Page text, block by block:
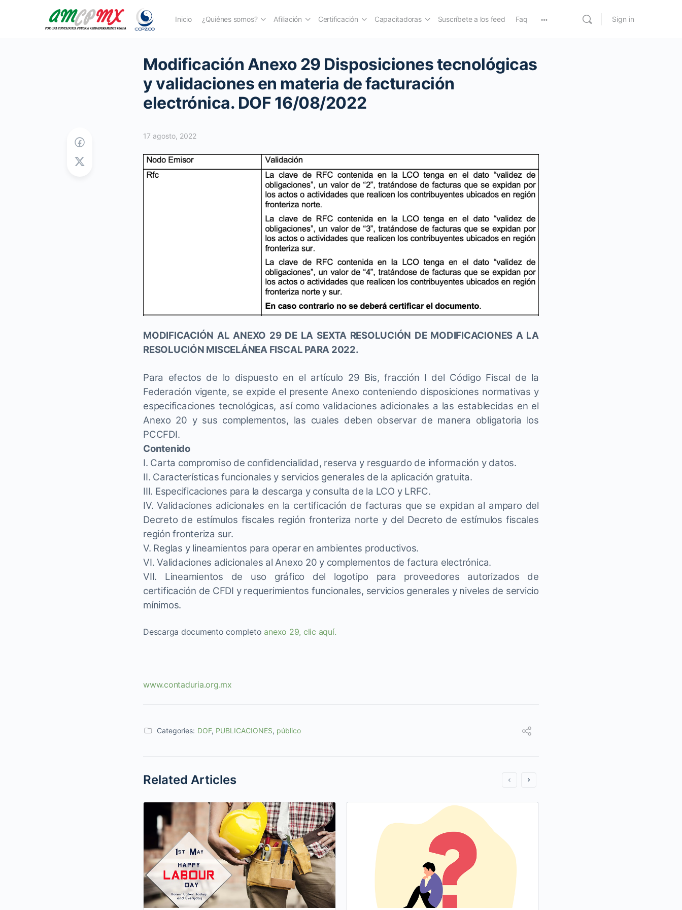
Inicio ¿Quiénes somos? Afiliación Certificación Capacitadoras Suscríbete a los feed Faq Sign in
Modificación Anexo 29 Disposiciones tecnológicas
y validaciones en materia de facturación
electrónica. DOF 16/08/2022
17 agosto, 2022
MODIFICACIÓN AL ANEXO 29 DE LA SEXTA RESOLUCIÓN DE MODIFICACIONES A LA
RESOLUCIÓN MISCELÁNEA FISCAL PARA 2022.
Para efectos de lo dispuesto en el artículo 29 Bis, fracción I del Código Fiscal de la
Federación vigente, se expide el presente Anexo conteniendo disposiciones normativas y
especificaciones tecnológicas, así como validaciones adicionales a las establecidas en el
Anexo 20 y sus complementos, las cuales deben observar de manera obligatoria los
PCCFDI.
Contenido
I. Carta compromiso de confidencialidad, reserva y resguardo de información y datos.
II. Características funcionales y servicios generales de la aplicación gratuita.
III. Especificaciones para la descarga y consulta de la LCO y LRFC.
IV. Validaciones adicionales en la certificación de facturas que se expidan al amparo del
Decreto de estímulos fiscales región fronteriza norte y del Decreto de estímulos fiscales
región fronteriza sur.
V. Reglas y lineamientos para operar en ambientes productivos.
VI. Validaciones adicionales al Anexo 20 y complementos de factura electrónica.
VII. Lineamientos de uso gráfico del logotipo para proveedores autorizados de
certificación de CFDI y requerimientos funcionales, servicios generales y niveles de servicio
mínimos.
Descarga documento completo anexo 29, clic aquí.
www.contaduria.org.mx
Categories: DOF, PUBLICACIONES, público
Related Articles